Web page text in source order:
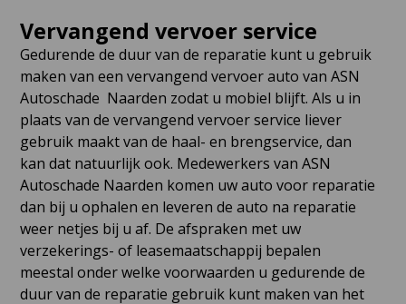
Vervangend vervoer service
Gedurende de duur van de reparatie kunt u gebruik
maken van een vervangend vervoer auto van ASN
Autoschade Naarden zodat u mobiel blijft. Als u in
plaats van de vervangend vervoer service liever
gebruik maakt van de haal- en brengservice, dan
kan dat natuurlijk ook. Medewerkers van ASN
Autoschade Naarden komen uw auto voor reparatie
dan bij u ophalen en leveren de auto na reparatie
weer netjes bij u af. De afspraken met uw
verzekerings- of leasemaatschappij bepalen
meestal onder welke voorwaarden u gedurende de
duur van de reparatie gebruik kunt maken van het